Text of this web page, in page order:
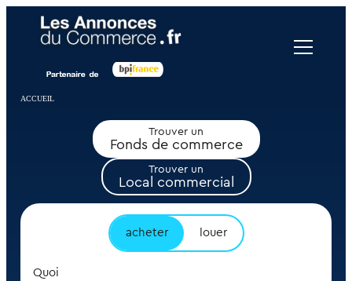
ACCUEIL
Trouver un
Fonds de commerce
Trouver un
Local commercial
acheter louer
Quoi
Panneau de gestion des cookies